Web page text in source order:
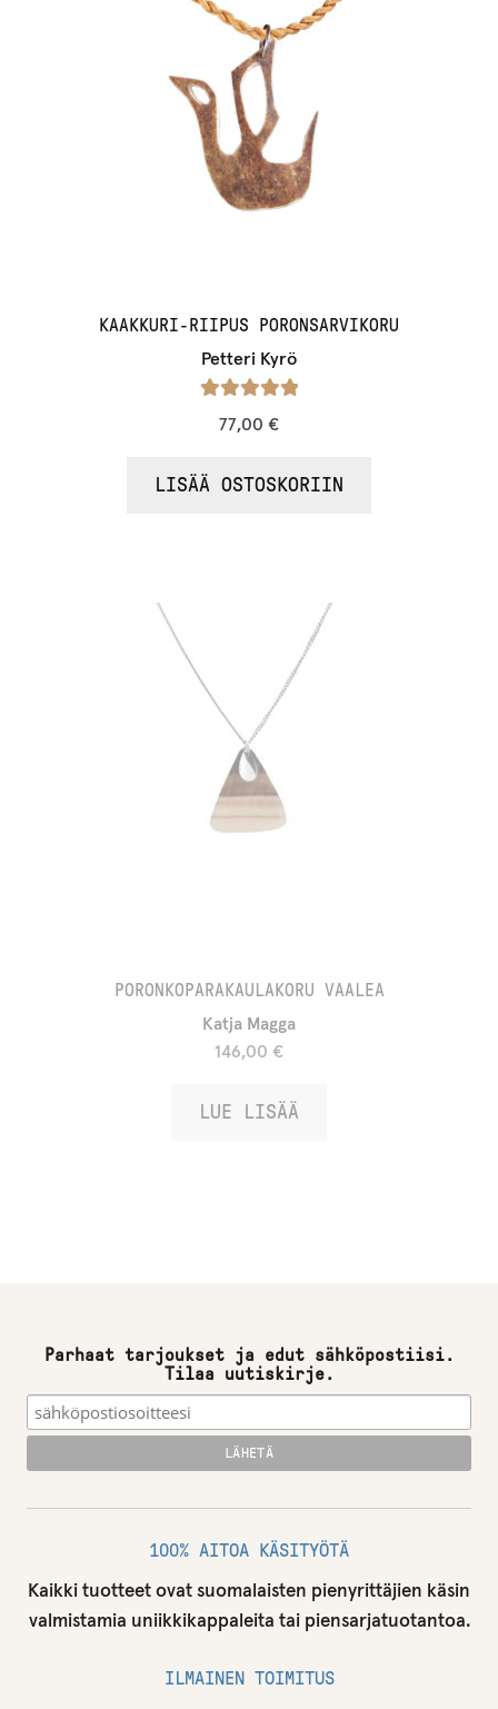
KAAKKURI-RIIPUS PORONSARVIKORU
Petteri Kyrö
77,00 €
LISÄÄ OSTOSKORIIN
PORONKOPARAKAULAKORU VAALEA
Katja Magga
146,00 €
LUE LISÄÄ
Parhaat tarjoukset ja edut sähköpostiisi.
Tilaa uutiskirje.
100% AITOA KÄSITYÖTÄ
Kaikki tuotteet ovat suomalaisten pienyrittäjien käsin
valmistamia uniikkikappaleita tai piensarjatuotantoa.
ILMAINEN TOIMITUS